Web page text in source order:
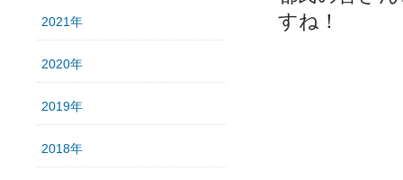
2021年
2020年
2019年
2018年
すね！